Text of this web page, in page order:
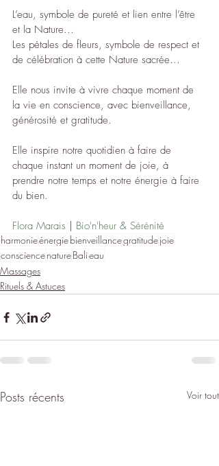
L’eau, symbole de pureté et lien entre l’être
et la Nature…
Les pétales de fleurs, symbole de respect et
de célébration à cette Nature sacrée…
Elle nous invite à vivre chaque moment de
la vie en conscience, avec bienveillance,
générosité et gratitude.
Elle inspire notre quotidien à faire de
chaque instant un moment de joie, à
prendre notre temps et notre énergie à faire
du bien.
Flora Marais Bio'n'heur & Sérénité
harmonieénergiebienveillancegratitudejoie
consciencenatureBalieau
Massages
Rituels & Astuces
Posts récents Voir tout